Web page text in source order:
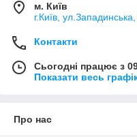
м. Київ
г.Київ,
Контакти
Сьогодні працює з
Показати весь
Про нас